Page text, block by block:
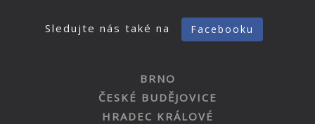
Sledujte nás také na Facebooku
BRNO
ČESKÉ BUDĚJOVICE
HRADEC KRÁLOVÉ